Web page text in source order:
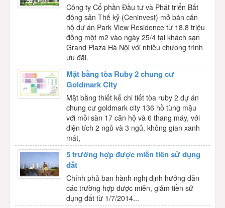
Công ty Cổ phần Đầu tư và Phát triển Bất
động sản Thế kỷ (Ceninvest) mở bán căn
hộ dự án Park View Residence từ 18,8 triệu
đồng một m2 vào ngày 25/4 tại khách sạn
Grand Plaza Hà Nội với nhiều chương trình
ưu đãi.
Mặt bằng tòa Ruby 2 chung cư
Goldmark City
Mặt bằng thiết kế chi tiết tòa ruby 2 dự án
chung cư goldmark city 136 hồ tùng mậu
với mỗi sàn 17 căn hộ và 6 thang máy, với
diện tích 2 ngủ và 3 ngủ, không gian xanh
mát,
5 trường hợp được miễn tiền sử dụng
đất
Chính phủ ban hành nghị định hướng dẫn
các trường hợp được miễn, giảm tiền sử
dụng đất từ 1/7/2014...